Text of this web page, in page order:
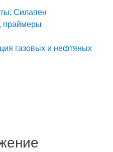
Силапен
праймеры
газовых и нефтяных